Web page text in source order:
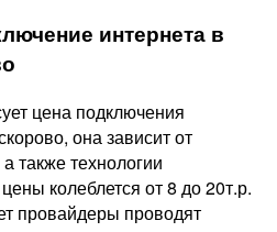
интернета в
цена подключения
она зависит от
также технологии
колеблется от 8 до 20т.р.
провайдеры проводят